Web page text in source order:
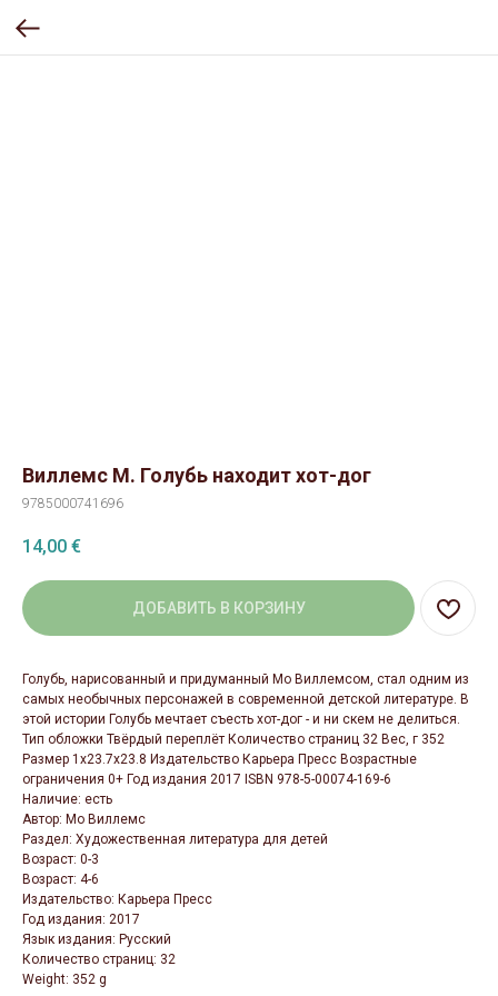
Виллемс М. Голубь находит хот-дог
9785000741696
14,00 €
ДОБАВИТЬ В КОРЗИНУ
Голубь, нарисованный и придуманный Мо Виллемсом, стал одним из
самых необычных персонажей в современной детской литературе. В
этой истории Голубь мечтает съесть хот-дог - и ни скем не делиться.
Тип обложки Твёрдый переплёт Количество страниц 32 Вес, г 352
Размер 1x23.7x23.8 Издательство Карьера Пресс Возрастные
ограничения 0+ Год издания 2017 ISBN 978-5-00074-169-6
Наличие: есть
Автор: Мо Виллемс
Раздел: Художественная литература для детей
Возраст: 0-3
Возраст: 4-6
Издательство: Карьера Пресс
Год издания: 2017
Язык издания: Русский
Количество страниц: 32
Weight: 352 g